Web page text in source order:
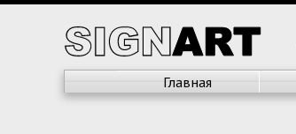
Главная